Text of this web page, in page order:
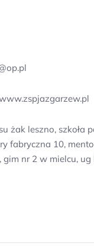
żak leszno,
fabryczna 10,
nr 2 w mielcu,